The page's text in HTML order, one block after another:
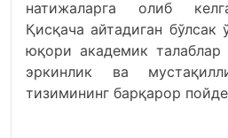
натижаларга олиб
Қисқача айтадиган бўлсак
юқори академик талаблар
эркинлик ва
тизимининг барқарор